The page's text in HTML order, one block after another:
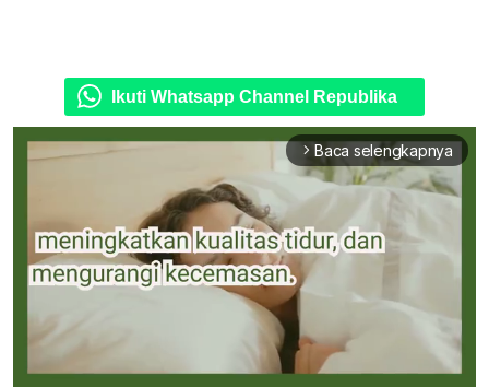
Ikuti Whatsapp Channel Republika
arrow_forward_ios Baca selengkapnya